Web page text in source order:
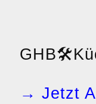
GHB🛠️
→ Jetzt